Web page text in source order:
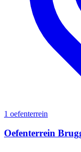
1 oefenterrein
Oefenterrein